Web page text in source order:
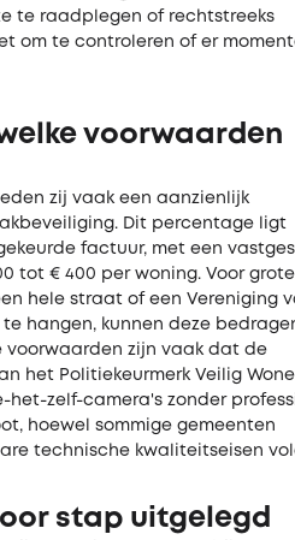
te raadplegen of rechtstreeks
om te controleren of er
voorwaarden
zij vaak een aanzienlijk
Dit percentage ligt
factuur, met een
tot € 400 per woning. Voor
hele straat of een Vereniging
hangen, kunnen deze
voorwaarden zijn vaak dat de
het Politiekeurmerk Veilig
het-zelf-camera's zonder
hoewel sommige gemeenten
technische kwaliteitseisen
stap uitgelegd